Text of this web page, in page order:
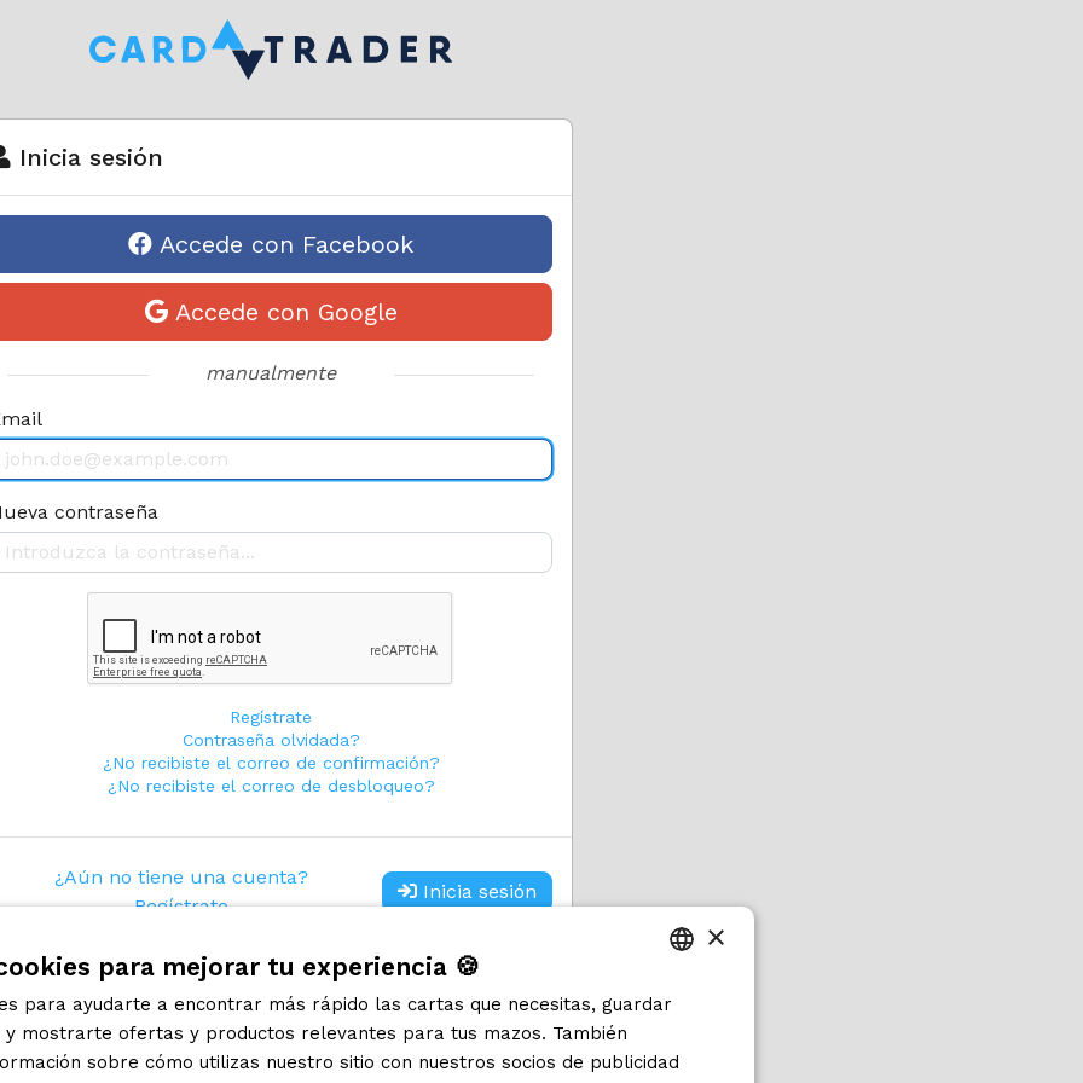
Inicia sesión
Accede con Facebook
Accede con Google
manualmente
contraseña
Regístrate
Contraseña olvidada?
¿No recibiste el correo de confirmación?
¿No recibiste el correo de desbloqueo?
¿Aún no tiene una cuenta?
Regístrate
Inicia sesión
ITALIAN
×
para mejorar tu experiencia 🍪
para ayudarte a encontrar más rápido las cartas que necesitas, guardar
mostrarte ofertas y productos relevantes para tus mazos. También
sobre cómo utilizas nuestro sitio con nuestros socios de publicidad